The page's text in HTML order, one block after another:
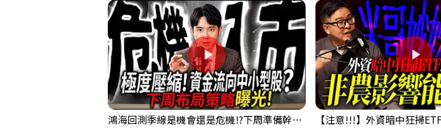
鴻海回測季線是機會還是危機!?下周準備幹大事?｜0807 #3661 #2317 #2317鴻海